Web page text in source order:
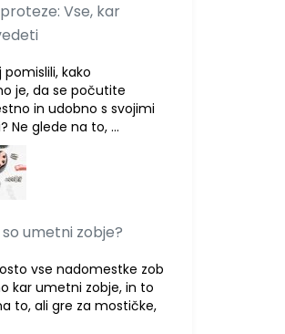
Vse, kar
pomislili, kako
je, da se počutite
in udobno s svojimi
Ne glede na to, …
umetni zobje?
vse nadomestke zob
kar umetni zobje, in to
to, ali gre za mostičke,